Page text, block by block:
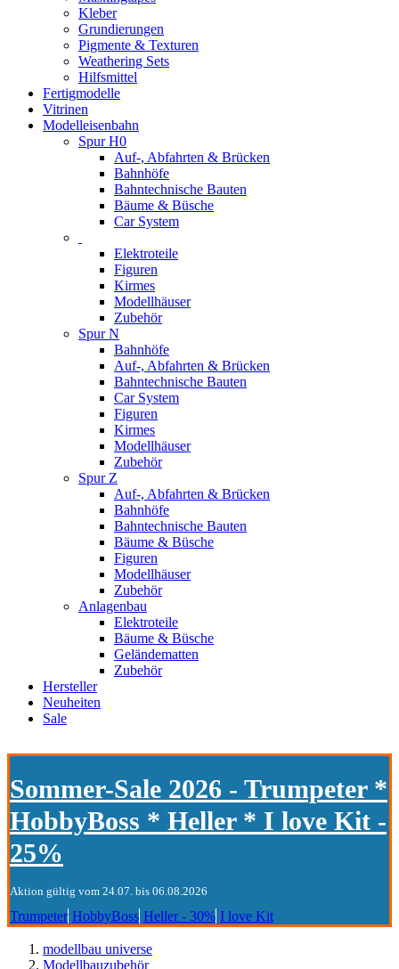
Kleber
Grundierungen
Pigmente & Texturen
Weathering Sets
Hilfsmittel
Fertigmodelle
Vitrinen
Modelleisenbahn
Spur H0
Auf-, Abfahrten & Brücken
Bahnhöfe
Bahntechnische Bauten
Bäume & Büsche
Car System
Elektroteile
Figuren
Kirmes
Modellhäuser
Zubehör
Spur N
Bahnhöfe
Auf-, Abfahrten & Brücken
Bahntechnische Bauten
Car System
Figuren
Kirmes
Modellhäuser
Zubehör
Spur Z
Auf-, Abfahrten & Brücken
Bahnhöfe
Bahntechnische Bauten
Bäume & Büsche
Figuren
Modellhäuser
Zubehör
Anlagenbau
Elektroteile
Bäume & Büsche
Geländematten
Zubehör
Hersteller
Neuheiten
Sale
Sommer-Sale 2026 - Trumpeter *
HobbyBoss * Heller * I love Kit -
25%
Aktion gültig vom 24.07. bis 06.08.2026
Trumpeter HobbyBoss Heller - 30% I love Kit
modellbau universe
Modellbauzubehör